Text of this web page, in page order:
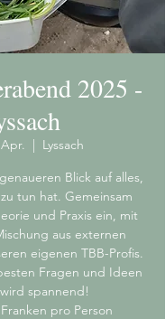
2025 -
  |
Lyssach
Blick auf alles,
tun hat. Gemeinsam
und Praxis ein, mit
aus externen
eigenen TBB-Profis.
Fragen und Ideen
spannend!
pro Person